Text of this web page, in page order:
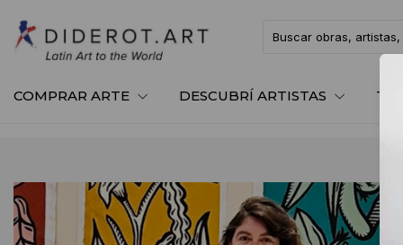
COMPRAR ARTE DESCUBRÍ ARTISTAS TE